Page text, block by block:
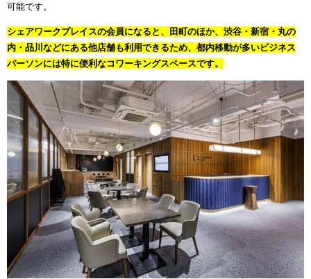
可能です。
シェアワークプレイスの会員になると、田町のほか、渋谷・新宿・丸の
内・品川などにある他店舗も利用できるため、都内移動が多いビジネス
パーソンには特に便利なコワーキングスペースです。